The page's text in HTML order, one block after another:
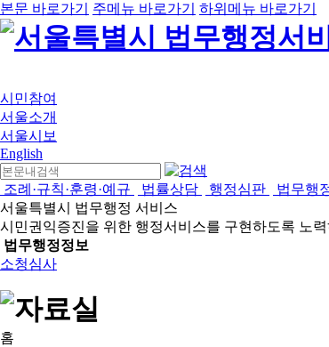
본문 바로가기 주메뉴 바로가기 하위메뉴 바로가기
시민참여
서울소개
서울시보
English
조례·규칙·훈령·예규 법률상담 행정심판 법무행
서울특별시 법무행정 서비스
시민권익증진을 위한 행정서비스를 구현하도록 노
법무행정정보
소청심사
홈